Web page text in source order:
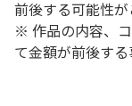
前後する可能性が
※ 作品の内容、
て金額が前後する